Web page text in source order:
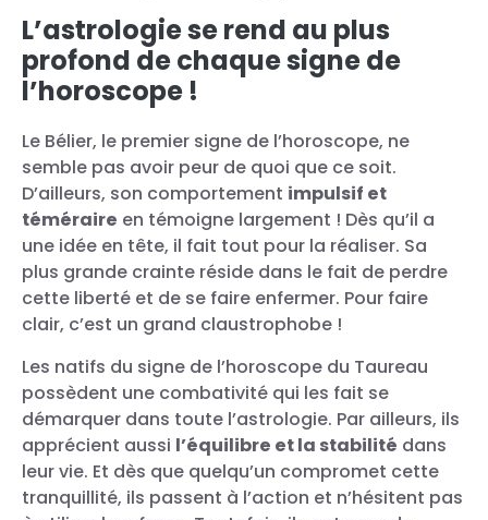
L’astrologie se rend au plus
profond de chaque signe de
l’horoscope !
Le Bélier, le premier signe de l’horoscope, ne
semble pas avoir peur de quoi que ce soit.
D’ailleurs, son comportement impulsif et
téméraire en témoigne largement ! Dès qu’il a
une idée en tête, il fait tout pour la réaliser. Sa
plus grande crainte réside dans le fait de perdre
cette liberté et de se faire enfermer. Pour faire
clair, c’est un grand claustrophobe !
Les natifs du signe de l’horoscope du Taureau
possèdent une combativité qui les fait se
démarquer dans toute l’astrologie. Par ailleurs, ils
apprécient aussi l’équilibre et la stabilité dans
leur vie. Et dès que quelqu’un compromet cette
tranquillité, ils passent à l’action et n’hésitent pas